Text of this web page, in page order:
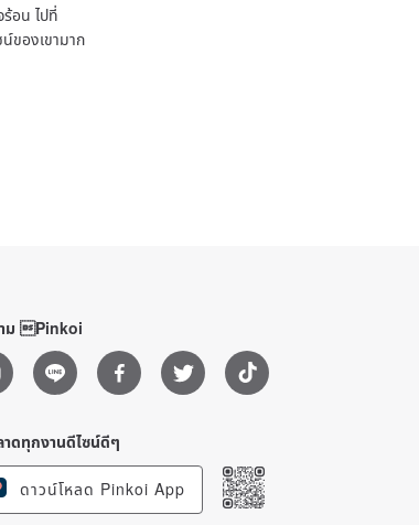
อน ไปที่
ของเขามาก
ม Pinkoi
าดทุกงานดีไซน์ดีๆ
ดาวน์โหลด Pinkoi App